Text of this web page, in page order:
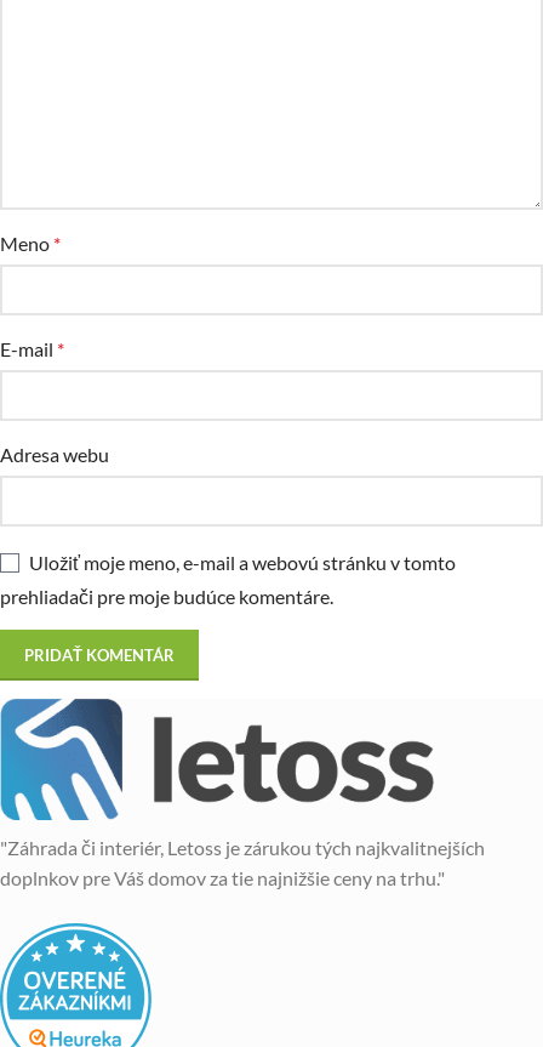
Meno *
E-mail *
Adresa webu
Uložiť moje meno, e-mail a webovú stránku v tomto
prehliadači pre moje budúce komentáre.
"Záhrada či interiér, Letoss je zárukou tých najkvalitnejších
doplnkov pre Váš domov za tie najnižšie ceny na trhu."